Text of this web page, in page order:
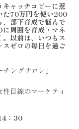
キャッチコピーに惹
た70万円を使い200
部下育成で悩んで
周囲を育成・マネ
以前は、いつもス
スゼロの毎日を過ご
ングサロン」
目線のマーケティ
：30